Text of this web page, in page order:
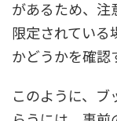
があるため、注
限定されている
かどうかを確認
このように、ブ